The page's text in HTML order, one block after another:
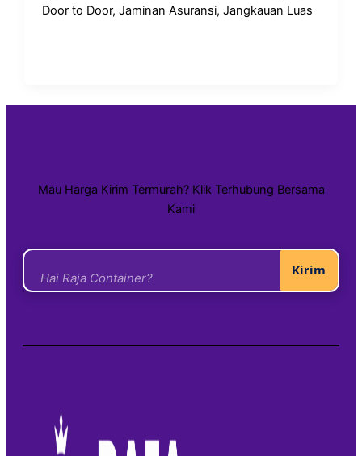
Door to Door, Jaminan Asuransi, Jangkauan Luas
Mau Harga Kirim Termurah? Klik Terhubung Bersama
Kami
Kirim